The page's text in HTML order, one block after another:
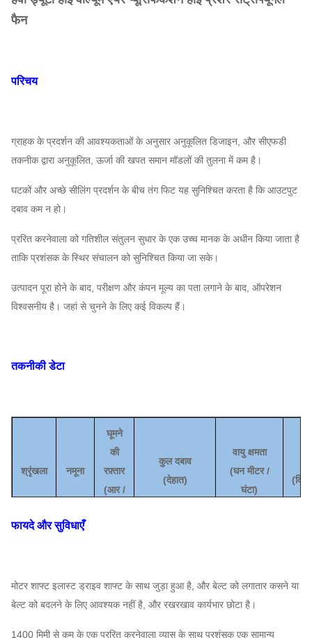
फैन
परिचय
ग्राहक के प्रदर्शन की आवश्यकताओं के अनुसार अनुकूलित डिजाइन, और सीएफडी
तकनीक द्वारा अनुकूलित, ऊर्जा की खपत समान मॉडलों की तुलना में कम है।
घटकों और अच्छे सीलिंग प्रदर्शन के बीच तंग फिट यह सुनिश्चित करता है कि आउटपुट
दबाव कम न हो।
प्ररित करनेवाला को गतिशील संतुलन सुधार के एक उच्च मानक के अधीन किया जाता है
ताकि प्रशंसक के स्थिर संचालन को सुनिश्चित किया जा सके।
उत्पादन पूरा होने के बाद, परीक्षण और कंपन मूल्य का पता लगाने के बाद, ऑपरेशन
विश्वसनीय है। जहां से चुनने के लिए कई विकल्प हैं।
तकनीकी डेटा
श्रृंखला नमूना
घूमने
की
रफ़्तार
(आर /
कुल दबाव
(देहात)
वायु क्षमता
(घन मीटर /
घंटा)
8 घ 2930 14,297~15680 1110~4219 22
फायदे और सुविधाएँ
मोटर शाफ्ट इलास्ट ड्राइव शाफ्ट के साथ जुड़ा हुआ है, और बेल्ट को लगातार कसने या
बेल्ट को बदलने के लिए आवश्यक नहीं है, और रखरखाव कार्यभार छोटा है।
1400 मिमी से कम के एक प्ररित करनेवाला व्यास के साथ प्रशंसक एक सामान्य